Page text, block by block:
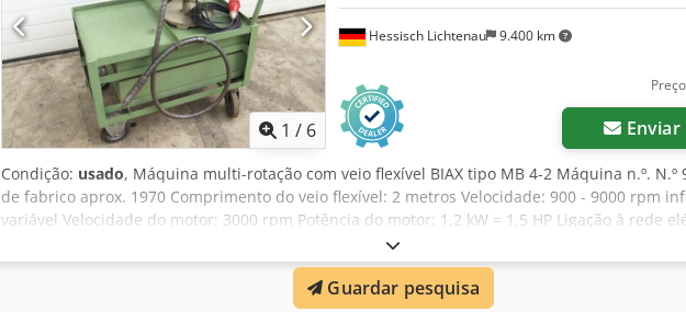
1 / 6
Hessisch Lichtenau 9.400 km
Condição: usado, Máquina multi-rotação com veio flexível BIAX tipo MB 4-2 Máquina n.º. N.º
de fabrico aprox. 1970 Comprimento do veio flexível: 2 metros Velocidade: 900 - 9000 rpm
variável Velocidade do motor: 3000 rpm Potência do motor: 1,2 kW = 1,5 HP Ligação à rede
Volt, 50 Hz - Rectificadora manual reta com mandril de pinça de Ø 6 mm Cjdefim Tiepfx Ai
giratória e rotativa - Carro de transporte com 2 gavetas Dimensões totais: 850 x 550 x 1100
kg bom estado Universal para trabalhos de fresagem, retificação e polimento
Guardar pesquisa